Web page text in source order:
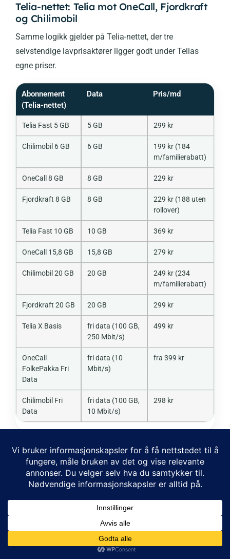
Telia-nettet: Telia mot OneCall, Fjordkraft
og Chilimobil
Samme logikk gjelder på Telia-nettet, der tre
selvstendige lavprisaktører ligger godt under Telias
egne priser.
Abonnement
(Telia-nettet)
Data Pris/md
Telia Fast 5 GB 5 GB 299 kr
Chilimobil 6 GB 6 GB
199 kr (184
m/familierabatt)
OneCall 8 GB 8 GB 229 kr
Fjordkraft 8 GB 8 GB
229 kr (188 uten
rollover)
Telia Fast 10 GB 10 GB 369 kr
OneCall 15,8 GB 15,8 GB 279 kr
Chilimobil 20 GB 20 GB
249 kr (234
m/familierabatt)
Fjordkraft 20 GB 20 GB 299 kr
Telia X Basis
fri data (100 GB,
250 Mbit/s)
499 kr
OneCall
FolkePakka Fri
Data
fri data (10
Mbit/s)
fra 399 kr
Chilimobil Fri
Data
fri data (100 GB,
10 Mbit/s)
298 kr
For familien betyr dette at Telia-dekning ikke koster
Telia-pris.Chilimobil 6 GB til 199 kroner gir samme nett
som Telia Fast 5 GB til 299, med mer data og lavere
abonnement gjelder de faste pakkene; om den også
gjelder Fri Data, er ikke bekreftet, så vi oppgir Fri Data